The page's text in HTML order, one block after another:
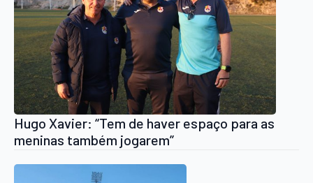
Hugo Xavier: “Tem de haver espaço para as
meninas também jogarem”